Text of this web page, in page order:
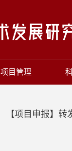
项目管理
【项目申报】